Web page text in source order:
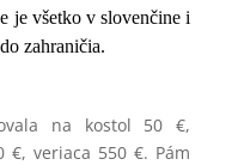
je všetko v slovenčine i
zahraničia.
na kostol 50 €,
€, veriaca 550 €. Pám